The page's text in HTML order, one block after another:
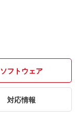
ソフトウェア
対応情報